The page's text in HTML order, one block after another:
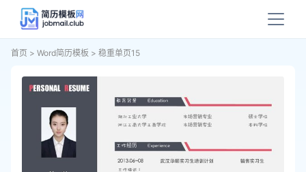
首页 > Word简历模板 > 稳重单页15